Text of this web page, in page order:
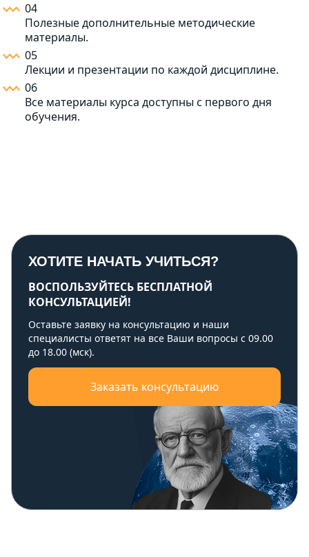
04
Полезные дополнительные методические
материалы.
05
Лекции и презентации по каждой дисциплине.
06
Все материалы курса доступны с первого дня
обучения.
ХОТИТЕ НАЧАТЬ УЧИТЬСЯ?
ВОСПОЛЬЗУЙТЕСЬ БЕСПЛАТНОЙ
КОНСУЛЬТАЦИЕЙ!
Оставьте заявку на консультацию и наши
специалисты ответят на все Ваши вопросы с 09.00
до 18.00 (мск).
Заказать консультацию